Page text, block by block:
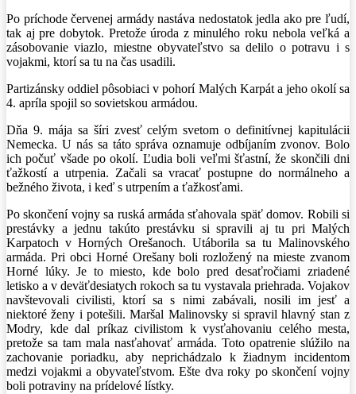
Po príchode červenej armády nastáva nedostatok jedla ako pre ľudí,
tak aj pre dobytok. Pretože úroda z minulého roku nebola veľká a
zásobovanie viazlo, miestne obyvateľstvo sa delilo o potravu i s
vojakmi, ktorí sa tu na čas usadili.
Partizánsky oddiel pôsobiaci v pohorí Malých Karpát a jeho okolí sa
4. apríla spojil so sovietskou armádou.
Dňa 9. mája sa šíri zvesť celým svetom o definitívnej kapitulácii
Nemecka. U nás sa táto správa oznamuje odbíjaním zvonov. Bolo
ich počuť všade po okolí. Ľudia boli veľmi šťastní, že skončili dni
ťažkostí a utrpenia. Začali sa vracať postupne do normálneho a
bežného života, i keď s utrpením a ťažkosťami.
Po skončení vojny sa ruská armáda sťahovala späť domov. Robili si
prestávky a jednu takúto prestávku si spravili aj tu pri Malých
Karpatoch v Horných Orešanoch. Utáborila sa tu Malinovského
armáda. Pri obci Horné Orešany boli rozložený na mieste zvanom
Horné lúky. Je to miesto, kde bolo pred desaťročiami zriadené
letisko a v deväťdesiatych rokoch sa tu vystavala priehrada. Vojakov
navštevovali civilisti, ktorí sa s nimi zabávali, nosili im jesť a
niektoré ženy i potešili. Maršal Malinovsky si spravil hlavný stan z
Modry, kde dal príkaz civilistom k vysťahovaniu celého mesta,
pretože sa tam mala nasťahovať armáda. Toto opatrenie slúžilo na
zachovanie poriadku, aby neprichádzalo k žiadnym incidentom
medzi vojakmi a obyvateľstvom. Ešte dva roky po skončení vojny
boli potraviny na prídelové lístky.